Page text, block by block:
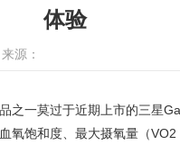
体验
来源：
之一莫过于近期上市的三星
氧饱和度、最大摄氧量（